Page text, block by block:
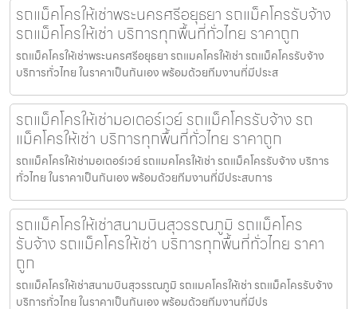
รถแม็คโครให้เช่าพระนครศรีอยุธยา รถแม็คโครรับจ้าง
รถแม็คโครให้เช่า บริการทุกพื้นที่ทั่วไทย ราคาถูก
รถแม็คโครให้เช่าพระนครศรีอยุธยา รถแมคโครให้เช่า รถแม็คโครรับจ้าง
บริการทั่วไทย ในราคาเป็นกันเอง พร้อมด้วยทีมงานที่มีประส
รถแม็คโครให้เช่ามอเตอร์เวย์ รถแม็คโครรับจ้าง รถ
แม็คโครให้เช่า บริการทุกพื้นที่ทั่วไทย ราคาถูก
รถแม็คโครให้เช่ามอเตอร์เวย์ รถแมคโครให้เช่า รถแม็คโครรับจ้าง บริการ
ทั่วไทย ในราคาเป็นกันเอง พร้อมด้วยทีมงานที่มีประสบการ
รถแม็คโครให้เช่าสนามบินสุวรรณภูมิ รถแม็คโคร
รับจ้าง รถแม็คโครให้เช่า บริการทุกพื้นที่ทั่วไทย ราคา
ถูก
รถแม็คโครให้เช่าสนามบินสุวรรณภูมิ รถแมคโครให้เช่า รถแม็คโครรับจ้าง
บริการทั่วไทย ในราคาเป็นกันเอง พร้อมด้วยทีมงานที่มีปร